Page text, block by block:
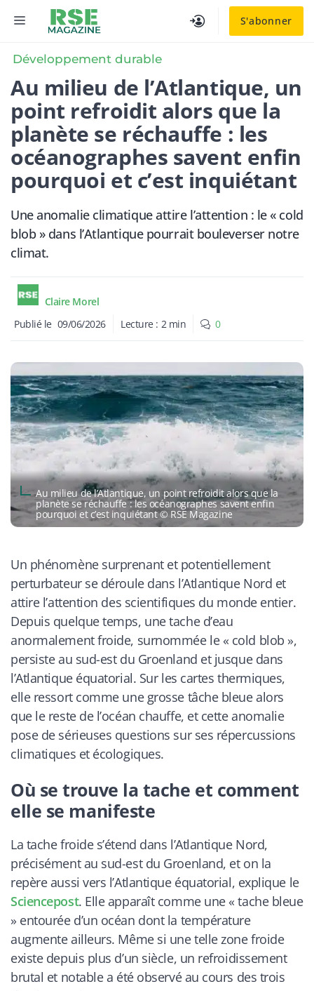
S'abonner
MENU
Développement durable
Au milieu de l’Atlantique, un
point refroidit alors que la
planète se réchauffe : les
océanographes savent enfin
pourquoi et c’est inquiétant
Une anomalie climatique attire l’attention : le « cold
blob » dans l’Atlantique pourrait bouleverser notre
climat.
Claire Morel
Publié le 09/06/2026 Lecture : 2 min 0
Au milieu de l’Atlantique, un point refroidit alors que la
planète se réchauffe : les océanographes savent enfin
pourquoi et c’est inquiétant © RSE Magazine
Un phénomène surprenant et potentiellement
perturbateur se déroule dans l’Atlantique Nord et
attire l’attention des scientifiques du monde entier.
Depuis quelque temps, une tache d’eau
anormalement froide, surnommée le « cold blob »,
persiste au sud-est du Groenland et jusque dans
l’Atlantique équatorial. Sur les cartes thermiques,
elle ressort comme une grosse tâche bleue alors
que le reste de l’océan chauffe, et cette anomalie
pose de sérieuses questions sur ses répercussions
climatiques et écologiques.
Où se trouve la tache et comment
elle se manifeste
La tache froide s’étend dans l’Atlantique Nord,
précisément au sud-est du Groenland, et on la
repère aussi vers l’Atlantique équatorial, explique le
Sciencepost. Elle apparaît comme une « tache bleue
» entourée d’un océan dont la température
augmente ailleurs. Même si une telle zone froide
existe depuis plus d’un siècle, un refroidissement
brutal et notable a été observé au cours des trois